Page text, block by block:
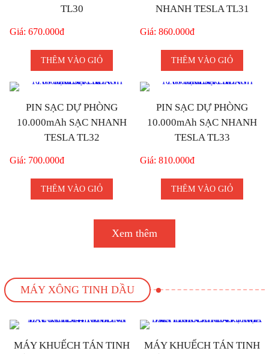
TL30
Giá: 670.000đ
THÊM VÀO GIỎ
NHANH TESLA TL31
Giá: 860.000đ
THÊM VÀO GIỎ
PIN SẠC DỰ PHÒNG
10.000mAh SẠC NHANH
TESLA TL32
Giá: 700.000đ
THÊM VÀO GIỎ
PIN SẠC DỰ PHÒNG
10.000mAh SẠC NHANH
TESLA TL33
Giá: 810.000đ
THÊM VÀO GIỎ
Xem thêm
MÁY XÔNG TINH DẦU
MÁY KHUẾCH TÁN TINH
MÁY KHUẾCH TÁN TINH